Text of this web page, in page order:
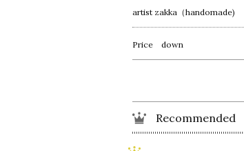
artist zakka（handomade)
Price down
Recommended